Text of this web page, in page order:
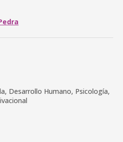
Desarrollo Humano, Psicología,